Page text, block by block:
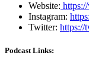
Website:
Instagram:
Twitter: https://
Podcast Links: